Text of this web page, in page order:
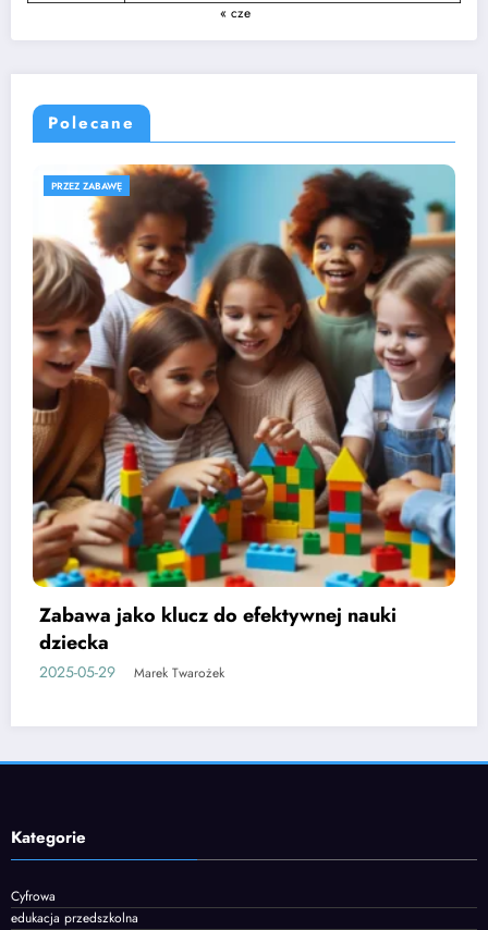
« cze
Polecane
ROZWÓJ DZIECKA
Etapy rozwoju mowy u dzieci i jak je
wspierać
2025-06-05 Marek Twarożek
Kategorie
Cyfrowa
edukacja przedszkolna